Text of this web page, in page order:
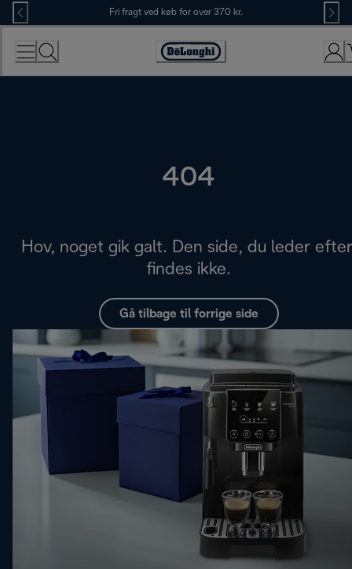
Skip
to
Content
Fri fragt ved køb for over 370 kr.
Accessibility
Statement
404
Hov, noget gik galt. Den side, du leder
findes ikke.
Gå tilbage til forrige side